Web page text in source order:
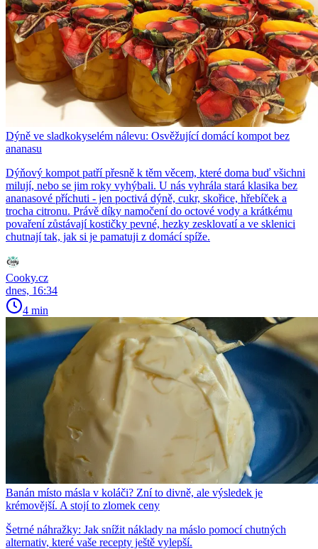
Dýně ve sladkokyselém nálevu: Osvěžující domácí kompot bez
ananasu
Dýňový kompot patří přesně k těm věcem, které doma buď všichni
milují, nebo se jim roky vyhýbali. U nás vyhrála stará klasika bez
ananasové příchuti - jen poctivá dýně, cukr, skořice, hřebíček a
trocha citronu. Právě díky namočení do octové vody a krátkému
povaření zůstávají kostičky pevné, hezky zesklovatí a ve sklenici
chutnají tak, jak si je pamatuji z domácí spíže.
Cooky.cz
dnes, 16:34
4 min
Banán místo másla v koláči? Zní to divně, ale výsledek je
krémovější. A stojí to zlomek ceny
Šetrné náhražky: Jak snížit náklady na máslo pomocí chutných
alternativ, které vaše recepty ještě vylepší.